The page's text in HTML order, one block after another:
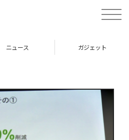
toggle
ニュース ガジェット